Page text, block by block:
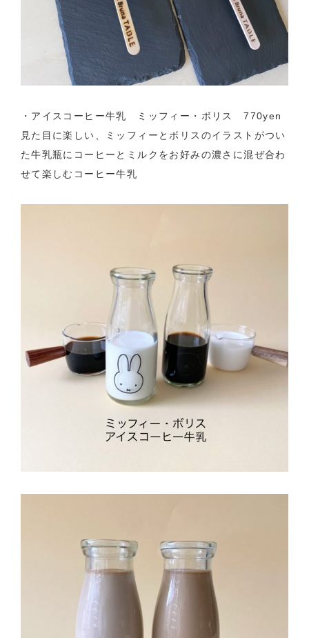
・アイスコーヒー牛乳 ミッフィー・ボリス 770yen
見た目に楽しい、ミッフィーとボリスのイラストがつい
た牛乳瓶にコーヒーとミルクをお好みの濃さに混ぜ合わ
せて楽しむコーヒー牛乳